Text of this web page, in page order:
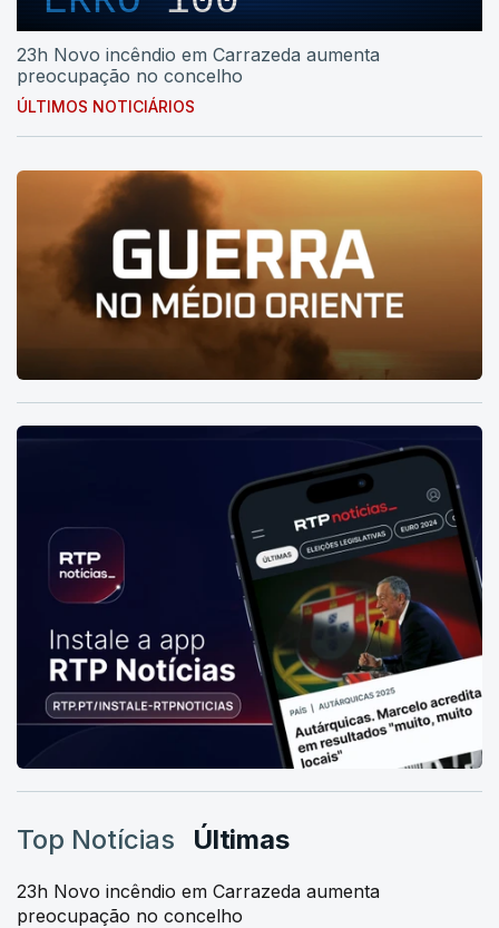
23h Novo incêndio em Carrazeda aumenta
preocupação no concelho
ÚLTIMOS NOTICIÁRIOS
Top Notícias Últimas
23h Novo incêndio em Carrazeda aumenta
preocupação no concelho